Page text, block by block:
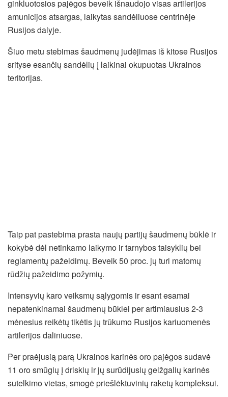
ginkluotosios pajėgos beveik išnaudojo visas artilerijos
amunicijos atsargas, laikytas sandėliuose centrinėje
Rusijos dalyje.
Šiuo metu stebimas šaudmenų judėjimas iš kitose Rusijos
srityse esančių sandėlių į laikinai okupuotas Ukrainos
teritorijas.
Taip pat pastebima prasta naujų partijų šaudmenų būklė ir
kokybė dėl netinkamo laikymo ir tarnybos taisyklių bei
reglamentų pažeidimų. Beveik 50 proc. jų turi matomų
rūdžių pažeidimo požymių.
Intensyvių karo veiksmų sąlygomis ir esant esamai
nepatenkinamai šaudmenų būklei per artimiausius 2-3
mėnesius reikėtų tikėtis jų trūkumo Rusijos kariuomenės
artilerijos daliniuose.
Per praėjusią parą Ukrainos karinės oro pajėgos sudavė
11 oro smūgių į driskių ir jų surūdijusių gelžgalių karinės
sutelkimo vietas, smogė priešlėktuvinių raketų kompleksui.